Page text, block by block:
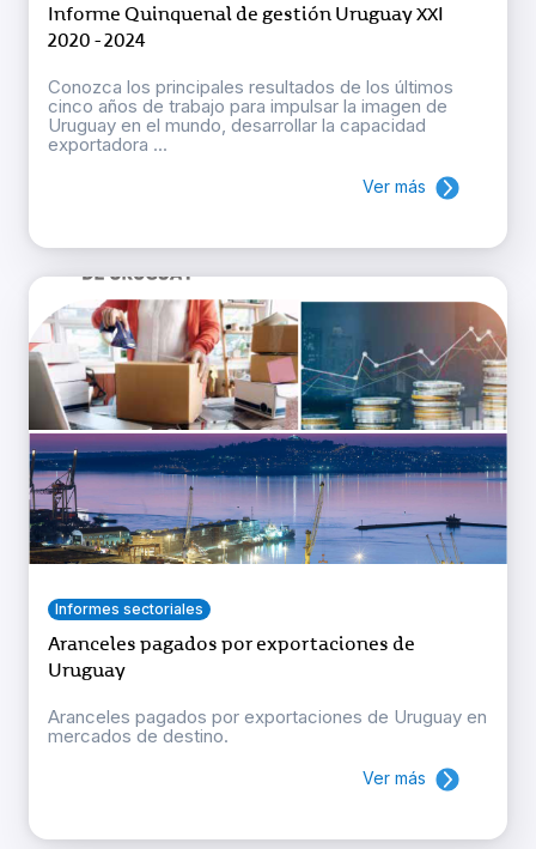
Informe Quinquenal de gestión Uruguay XXI
2020 - 2024
Conozca los principales resultados de los últimos
cinco años de trabajo para impulsar la imagen de
Uruguay en el mundo, desarrollar la capacidad
exportadora ...
Ver más
Informes sectoriales
Aranceles pagados por exportaciones de
Uruguay
Aranceles pagados por exportaciones de Uruguay en
mercados de destino.
Ver más